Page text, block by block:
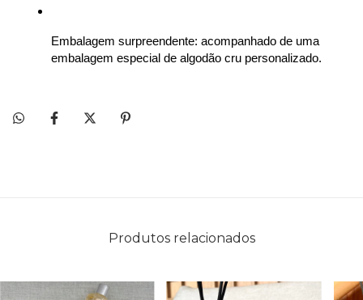
Embalagem surpreendente: acompanhado de uma
embalagem especial de algodão cru personalizado.
Produtos relacionados